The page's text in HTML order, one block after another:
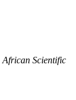
African Scientific